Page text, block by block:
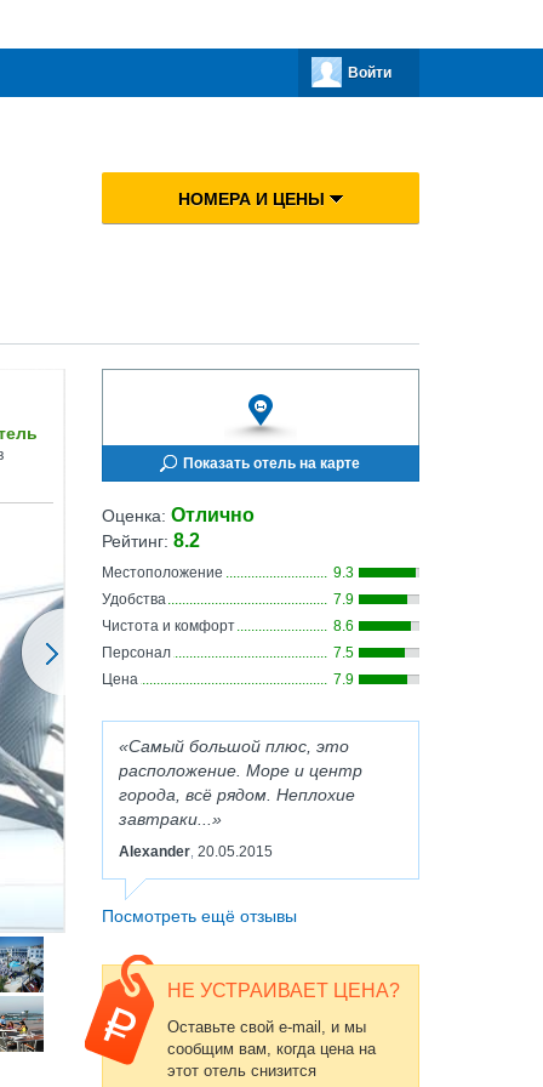
Войти
НОМЕРА И ЦЕНЫ
Показать отель на карте
Оценка: Отлично
Рейтинг: 8.2
Местоположение
9.3
Удобства
7.9
Чистота и комфорт
8.6
Персонал
7.5
Цена
7.9
Самый большой плюс, это
расположение. Море и центр
города, всё рядом. Неплохие
завтраки...
Alexander, 20.05.2015
Посмотреть ещё отзывы
НЕ УСТРАИВАЕТ ЦЕНА?
Оставьте свой e-mail, и мы
сообщим вам, когда цена на
этот отель снизится